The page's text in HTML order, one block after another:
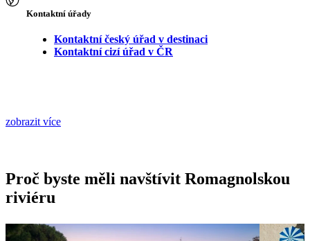
Kontaktní úřady
Kontaktní český úřad v destinaci
Kontaktní cizí úřad v ČR
zobrazit více
Proč byste měli navštívit Romagnolskou
riviéru